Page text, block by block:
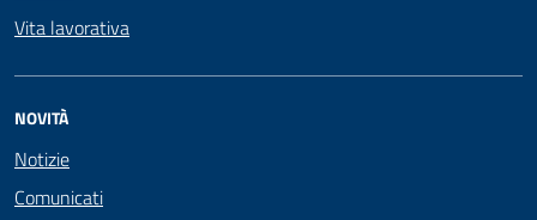
Vita lavorativa
NOVITÀ
Notizie
Comunicati